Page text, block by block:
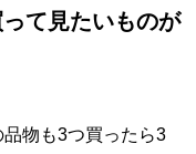
て見たいものが
物も3つ買ったら3